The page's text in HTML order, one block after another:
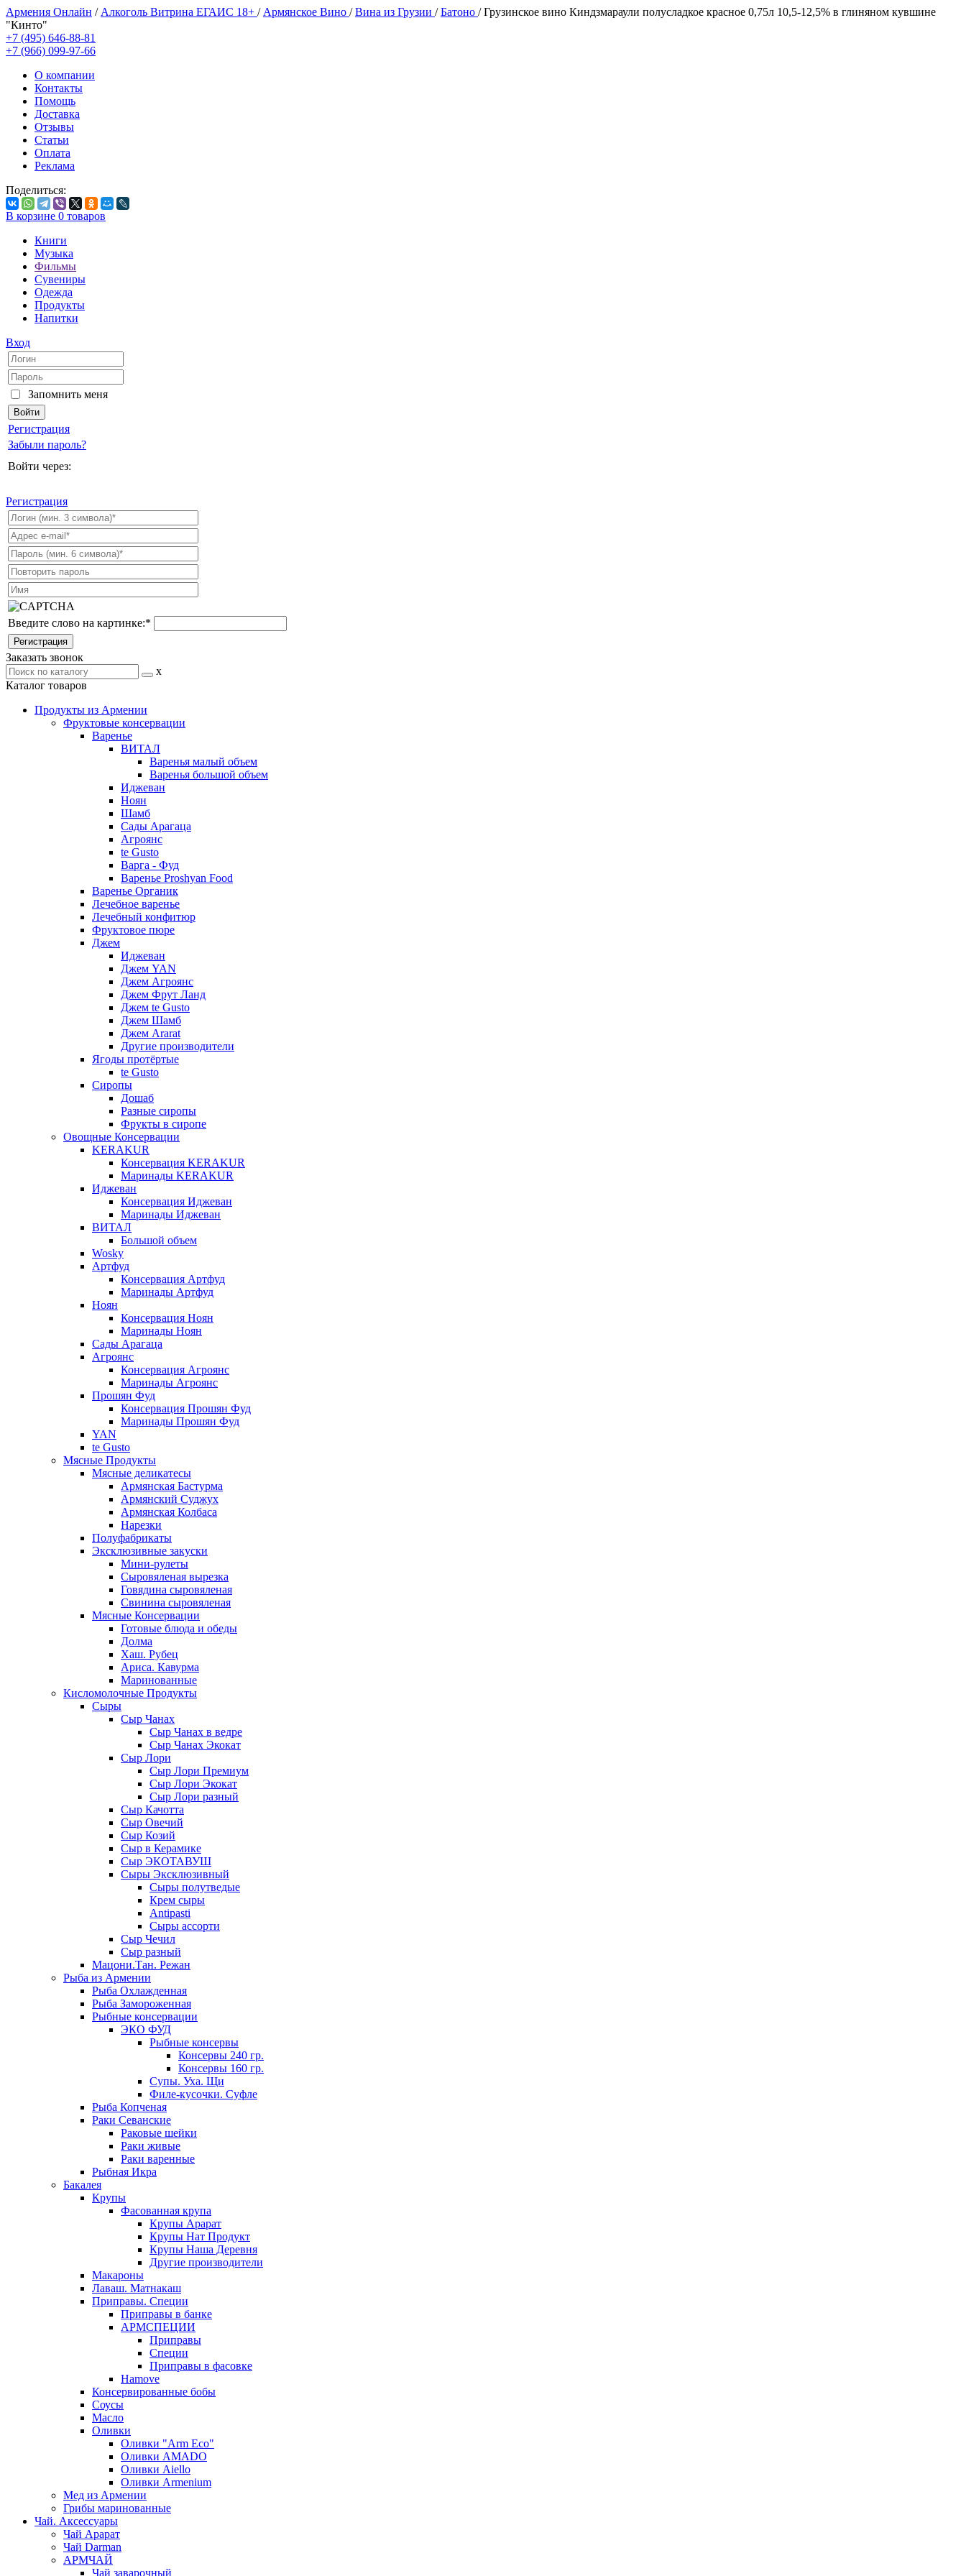
Армения Онлайн / Алкоголь Витрина ЕГАИС 18+ / Армянское Вино /Вина из Грузии /Батоно /Грузинское вино Киндзмараули полусладкое красное 0,75л 10,5-12,5% в глиняном кувшине
"Кинто"
+7 (495) 646-88-81
+7 (966) 099-97-66
О компании
Контакты
Помощь
Доставка
Отзывы
Статьи
Оплата
Реклама
Поделиться:
В корзине 0 товаров
Книги
Музыка
Фильмы
Сувениры
Одежда
Продукты
Напитки
Вход
Запомнить меня
Регистрация
Забыли пароль?
Войти через:
Регистрация
Введите слово на картинке:*
Заказать звонок
x
Каталог товаров
Продукты из Армении
Фруктовые консервации
Варенье
ВИТАЛ
Варенья малый объем
Варенья большой объем
Иджеван
Ноян
Шамб
Сады Арагаца
Агроянс
te Gusto
Варга - Фуд
Варенье Proshyan Food
Варенье Органик
Лечебное варенье
Лечебный конфитюр
Фруктовое пюре
Джем
Иджеван
Джем YAN
Джем Агроянс
Джем Фрут Ланд
Джем te Gusto
Джем Шамб
Джем Ararat
Другие производители
Ягоды протёртые
te Gusto
Сиропы
Дошаб
Разные сиропы
Фрукты в сиропе
Овощные Консервации
KERAKUR
Консервация KERAKUR
Маринады KERAKUR
Иджеван
Консервация Иджеван
Маринады Иджеван
ВИТАЛ
Большой объем
Wosky
Артфуд
Консервация Артфуд
Маринады Артфуд
Ноян
Консервация Ноян
Маринады Ноян
Сады Арагаца
Агроянс
Консервация Агроянс
Маринады Агроянс
Прошян Фуд
Консервация Прошян Фуд
Маринады Прошян Фуд
YAN
te Gusto
Мясные Продукты
Мясные деликатесы
Армянская Бастурма
Армянский Суджух
Армянская Колбаса
Нарезки
Полуфабрикаты
Эксклюзивные закуски
Мини-рулеты
Сыровяленая вырезка
Говядина сыровяленая
Свинина сыровяленая
Мясные Консервации
Готовые блюда и обеды
Долма
Хаш. Рубец
Ариса. Кавурма
Маринованные
Кисломолочные Продукты
Сыры
Сыр Чанах
Сыр Чанах в ведре
Сыр Чанах Экокат
Сыр Лори
Сыр Лори Премиум
Сыр Лори Экокат
Сыр Лори разный
Сыр Качотта
Сыр Овечий
Сыр Козий
Сыр в Керамике
Сыр ЭКОТАВУШ
Сыры Эксклюзивный
Сыры полутведые
Крем сыры
Antipasti
Сыры ассорти
Сыр Чечил
Сыр разный
Мацони.Тан. Режан
Рыба из Армении
Рыба Охлажденная
Рыба Замороженная
Рыбные консервации
ЭКО ФУД
Рыбные консервы
Консервы 240 гр.
Консервы 160 гр.
Супы. Уха. Щи
Филе-кусочки. Суфле
Рыба Копченая
Раки Севанские
Раковые шейки
Раки живые
Раки варенные
Рыбная Икра
Бакалея
Крупы
Фасованная крупа
Крупы Арарат
Крупы Нат Продукт
Крупы Наша Деревня
Другие производители
Макароны
Лаваш. Матнакаш
Приправы. Специи
Приправы в банке
АРМСПЕЦИИ
Приправы
Специи
Приправы в фасовке
Hamove
Консервированные бобы
Соусы
Масло
Оливки
Оливки "Arm Eco"
Оливки AMADO
Оливки Aiello
Оливки Armenium
Мед из Армении
Грибы маринованные
Чай. Аксессуары
Чай Арарат
Чай Darman
АРМЧАЙ
Чай заварочный